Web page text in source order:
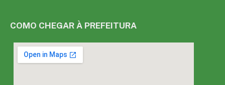
COMO CHEGAR À PREFEITURA